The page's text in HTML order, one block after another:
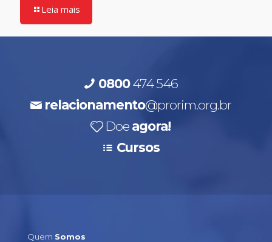
Leia mais
0800474 546
relacionamento@prorim.org.br
Doe agora!
Cursos
Quem Somos